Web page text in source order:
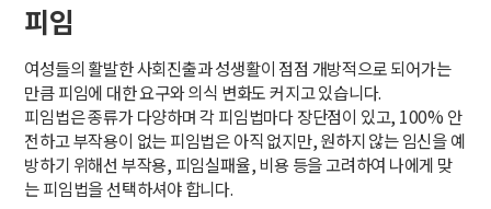
피임
여성들의 활발한 사회진출과 성생활이 점점 개방적으로 되어가는
만큼 피임에 대한 요구와 의식 변화도 커지고 있습니다.
피임법은 종류가 다양하며 각 피임법마다 장단점이 있고, 100% 안
전하고 부작용이 없는 피임법은 아직 없지만, 원하지 않는 임신을 예
방하기 위해선 부작용, 피임실패율, 비용 등을 고려하여 나에게 맞
는 피임법을 선택하셔야 합니다.